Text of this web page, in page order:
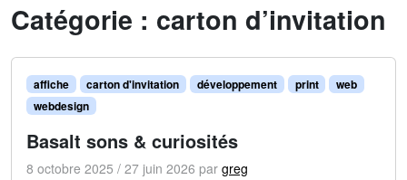
Catégorie : carton d’invitation
affiche carton d'invitation développement print
web
webdesign
Basalt sons & curiosités
8 octobre 2025 / 27 juin 2026 par greg